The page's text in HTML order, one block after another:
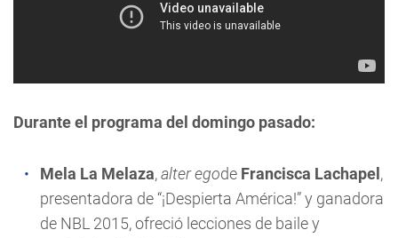
Durante el programa del domingo pasado:
Mela La Melaza,alter egode Francisca Lachapel ,
presentadora de “¡Despierta América!” y ganadora
de NBL 2015, ofreció lecciones de baile y